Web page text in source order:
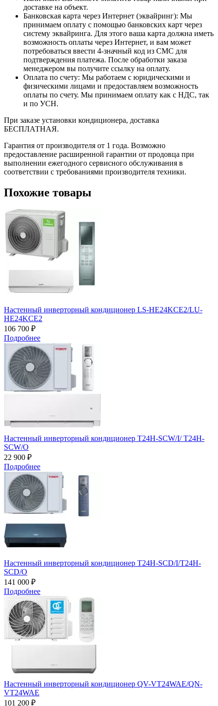
доставке на объект.
Банковская карта через Интернет (эквайринг): Мы
принимаем оплату с помощью банковских карт через
систему эквайринга. Для этого ваша карта должна иметь
возможность оплаты через Интернет, и вам может
потребоваться ввести 4-значный код из СМС для
подтверждения платежа. После обработки заказа
менеджером вы получите ссылку на оплату.
Оплата по счету: Мы работаем с юридическими и
физическими лицами и предоставляем возможность
оплаты по счету. Мы принимаем оплату как с НДС, так
и по УСН.
При заказе установки кондиционера, доставка
БЕСПЛАТНАЯ.
Гарантия от производителя от 1 года. Возможно
предоставление расширенной гарантии от продовца при
выполнении ежегодного сервисного обслуживания в
соответствии с требованиями производителя техники.
Похожие товары
Настенный инверторный кондиционер LS-HE24KCE2/LU-
HE24KCE2
106 700 ₽
Подробнее
Настенный инверторный кондиционер T24H-SCW/I/ T24H-
SCW/O
22 900 ₽
Подробнее
Настенный инверторный кондиционер T24H-SCD/I/T24H-
SCD/O
141 000 ₽
Подробнее
Настенный инверторный кондиционер QV-VT24WAE/QN-
VT24WAE
101 200 ₽